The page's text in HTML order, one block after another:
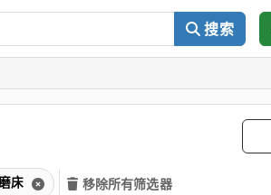
搜索
床 移除所有筛选器